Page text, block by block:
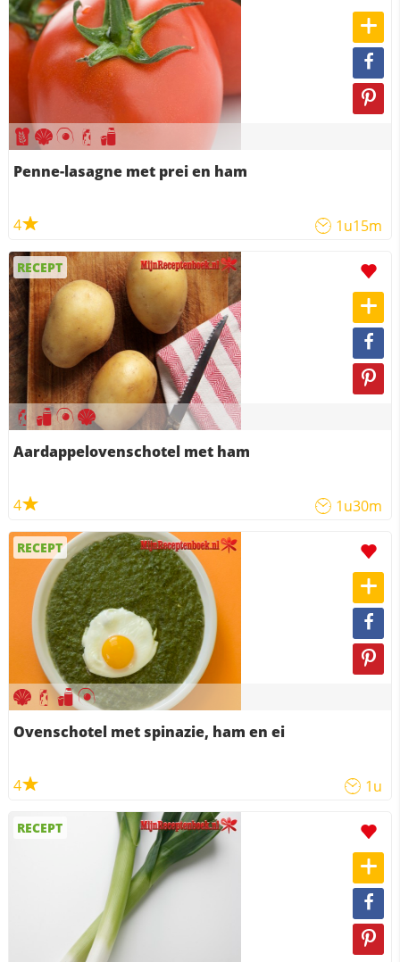
Penne-lasagne met prei en ham
4 1u15m
RECEPT
Aardappelovenschotel met ham
4 1u30m
RECEPT
Ovenschotel met spinazie, ham en ei
4 1u
RECEPT